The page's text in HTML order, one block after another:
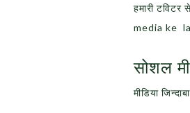
हमारी
media ke
सोशल
मीडिया